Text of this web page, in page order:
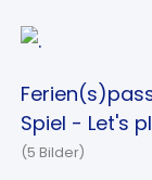
Spiel - Let's
(5 Bilder)